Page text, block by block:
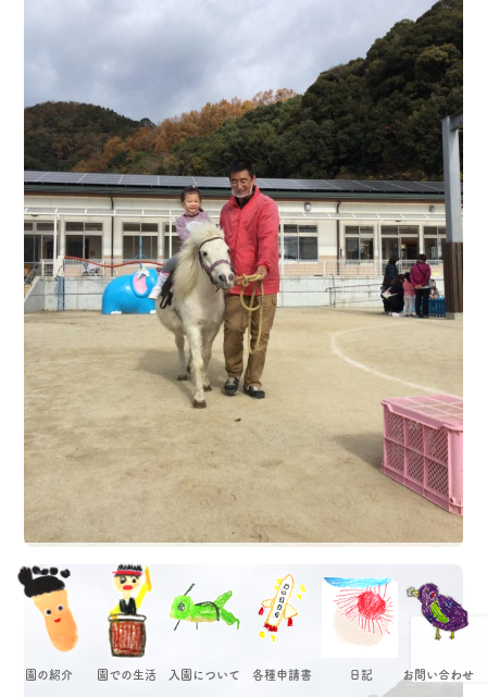
園の紹介 園での生活 入園について 各種申請書 日記 お問い合わせ